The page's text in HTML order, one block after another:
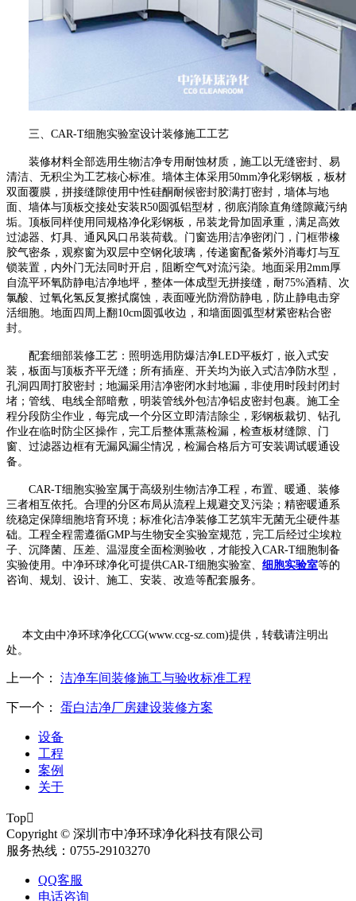
三、 CAR-T细胞实验室设计装修施工工艺
装修材料全部选用生物洁净专用耐蚀材质，施工以无缝密封、易
清洁、无积尘为工艺核心标准。墙体主体采用50mm净化彩钢板，板材
双面覆膜，拼接缝隙使用中性硅酮耐候密封胶满打密封，墙体与地
面、墙体与顶板交接处安装R50 圆弧铝型材，彻底消除直角缝隙藏污纳
垢。顶板同样使用同规格净化彩钢板，吊装龙骨加固承重，满足高效
过滤器、灯具、通风风口吊装荷载。门窗选用洁净密闭门，门框带橡
胶气密条，观察窗为双层中空钢化玻璃，传递窗配备紫外消毒灯与互
锁装置，内外门无法同时开启，阻断空气对流污染。地面采用 2mm厚
自流平环氧防静电洁净地坪，整体一体成型无拼接缝，耐75%酒精、次
氯酸、过氧化氢反复擦拭腐蚀，表面哑光防滑防静电，防止静电击穿
活细胞。地面四周上翻10cm 圆弧收边，和墙面圆弧型材紧密粘合密
封。
配套细部装修工艺：照明选用防爆洁净LED平板灯，嵌入式安
装，板面与顶板齐平无缝；所有插座、开关均为嵌入式洁净防水型，
孔洞四周打胶密封；地漏采用洁净密闭水封地漏，非使用时段封闭封
堵；管线、电线全部暗敷，明装管线外包洁净铝皮密封包裹。施工全
程分段防尘作业，每完成一个分区立即清洁除尘，彩钢板裁切、钻孔
作业在临时防尘区操作，完工后整体熏蒸检漏，检查板材缝隙、门
窗、过滤器边框有无漏风漏尘情况，检漏合格后方可安装调试暖通设
备。
CAR-T细胞实验室属于高级别生物洁净工程，布置、暖通、装修
三者相互依托。合理的分区布局从流程上规避交叉污染；精密暖通系
统稳定保障细胞培育环境；标准化洁净装修工艺筑牢无菌无尘硬件基
础。工程全程需遵循GMP与生物安全实验室规范，完工后经过尘埃粒
子、沉降菌、压差、温湿度全面检测验收，才能投入 CAR-T细胞制备
实验使用。 中净环球净化可提供CAR-T细胞实验室 细胞实验室等的
咨询、规划、设计、施工、安装、改造等配套服务。
本文由中净环球净化CCG(www.ccg-sz.com)提供，转载请注明出
处。
上一个： 洁净车间装修施工与验收标准工程
下一个： 蛋白洁净厂房建设装修方案
设备
工程
案例
关于
Top
Copyright © 深圳市中净环球净化科技有限公司
服务热线：0755-29103270
QQ客服
电话咨询